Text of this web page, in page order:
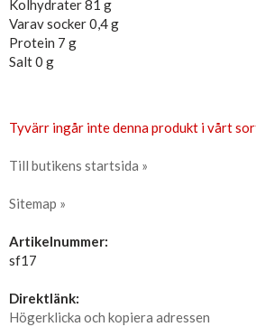
Kolhydrater 81 g
Varav socker 0,4 g
Protein 7 g
Salt 0 g
Tyvärr ingår inte denna produkt i vårt
Till butikens startsida »
Sitemap »
Artikelnummer:
sf17
Direktlänk:
Högerklicka och kopiera adressen